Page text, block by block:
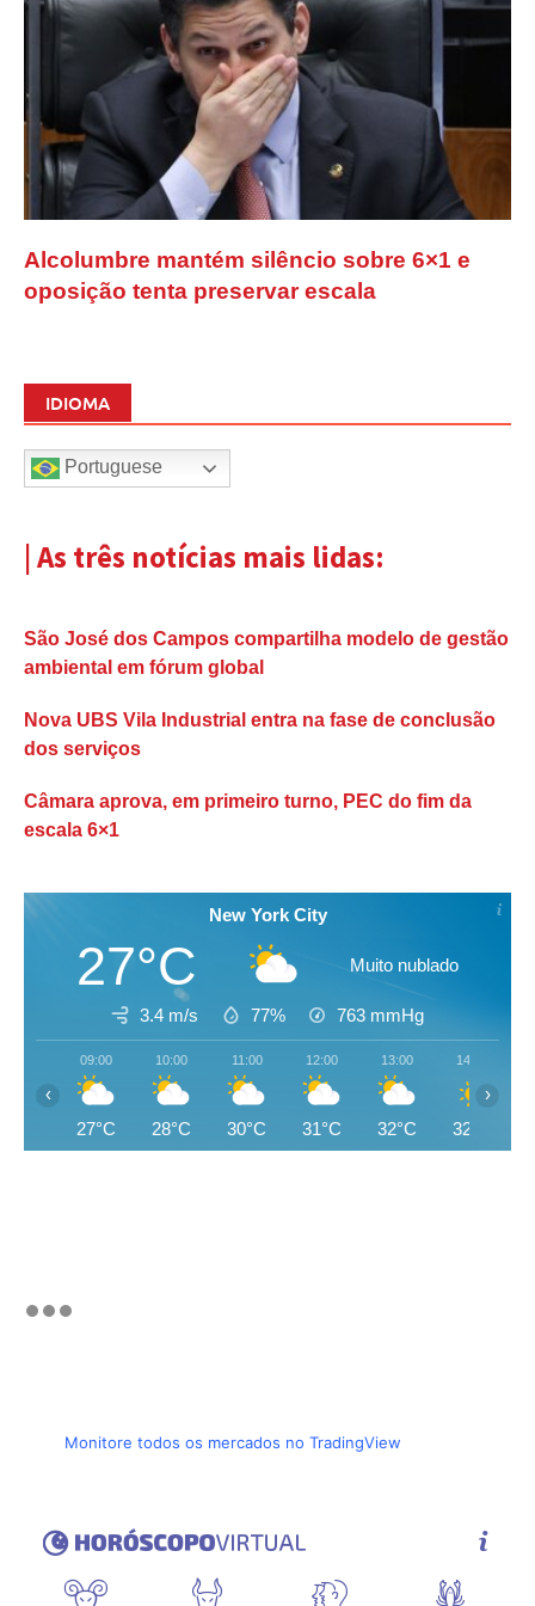
Alcolumbre mantém silêncio sobre 6×1 e
oposição tenta preservar escala
IDIOMA
Portuguese
| As três notícias mais lidas:
São José dos Campos compartilha modelo de gestão
ambiental em fórum global
Nova UBS Vila Industrial entra na fase de conclusão
dos serviços
Câmara aprova, em primeiro turno, PEC do fim da
escala 6×1
New York City
27°C Muito nublado
3.4 m/s 77% 763 mmHg
09:00
27°C
10:00
28°C
11:00
30°C
12:00
31°C
13:00
32°C
14:00
32°C
‹ ›
Monitore todos os mercados no TradingView